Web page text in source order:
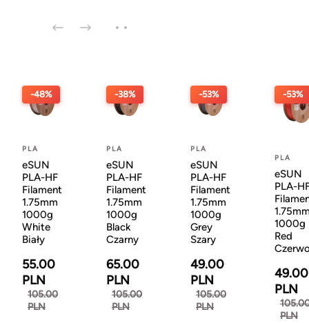
-48%
PLA
eSUN
PLA-HF
Filament
1.75mm
1000g
White
Biały
55.00
PLN
105.00
PLN
-38%
PLA
eSUN
PLA-HF
Filament
1.75mm
1000g
Black
Czarny
65.00
PLN
105.00
PLN
-53%
PLA
eSUN
PLA-HF
Filament
1.75mm
1000g
Grey
Szary
49.00
PLN
105.00
PLN
-53%
PLA
eSUN
PLA-
1000g
Red
49.00
PLN
PLN